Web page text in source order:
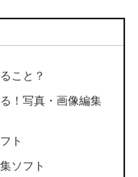
こと？
！写真・画像編集
ト
ソフト